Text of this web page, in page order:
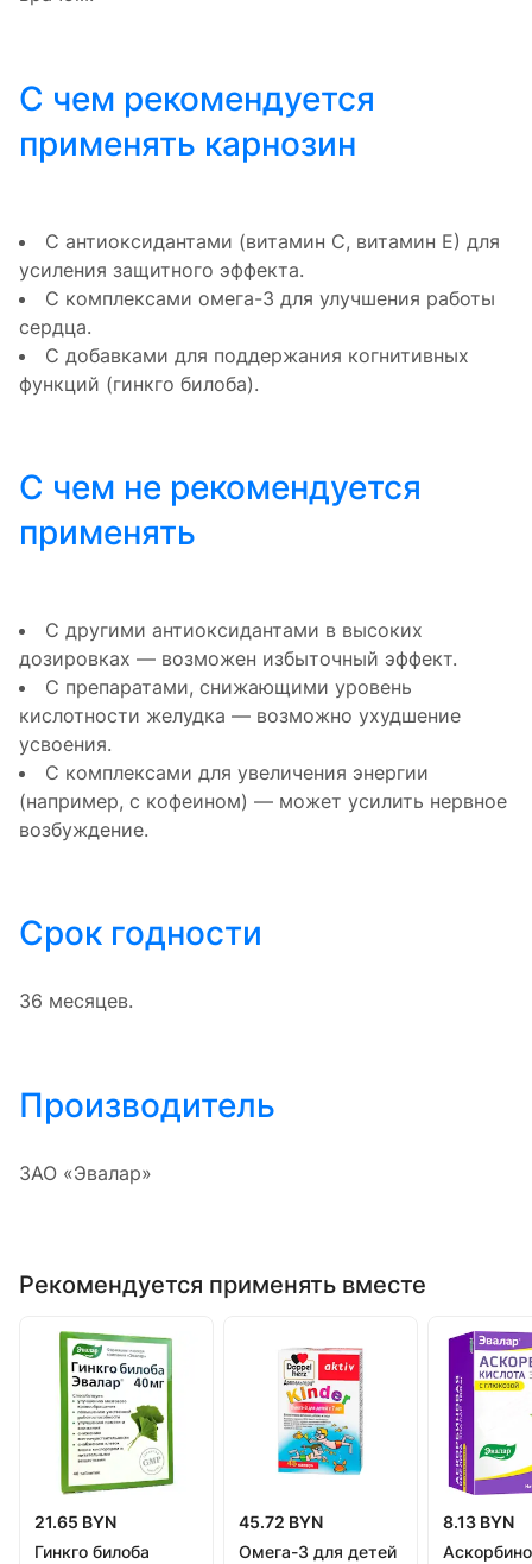
С чем рекомендуется
применять карнозин
С антиоксидантами (витамин С, витамин Е) для
усиления защитного эффекта.
С комплексами омега-3 для улучшения работы
сердца.
С добавками для поддержания когнитивных
функций (гинкго билоба).
С чем не рекомендуется
применять
С другими антиоксидантами в высоких
дозировках — возможен избыточный эффект.
С препаратами, снижающими уровень
кислотности желудка — возможно ухудшение
усвоения.
С комплексами для увеличения энергии
(например, с кофеином) — может усилить нервное
возбуждение.
Срок годности
36 месяцев.
Производитель
ЗАО «Эвалар»
Рекомендуется применять вместе
21.65 BYN
Гинкго билоба
45.72 BYN
Омега-3 для детей
8.13 BYN